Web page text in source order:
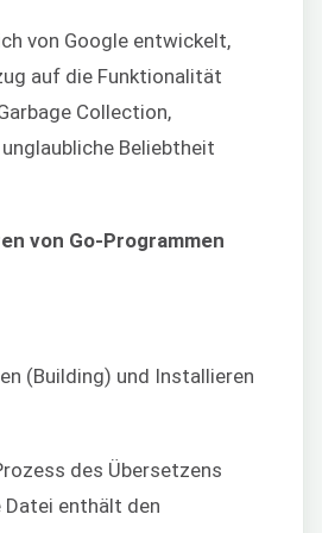
von Google entwickelt,
auf die Funktionalität
Collection,
Beliebtheit
von Go-Programmen
(Building) und Installieren
des Übersetzens
Datei enthält den